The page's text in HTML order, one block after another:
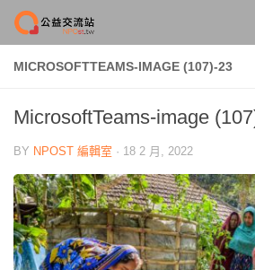
Skip to content
MICROSOFTTEAMS-IMAGE (107)-23
MicrosoftTeams-image
BY NPOST 編輯室 · 18 2 月, 2022